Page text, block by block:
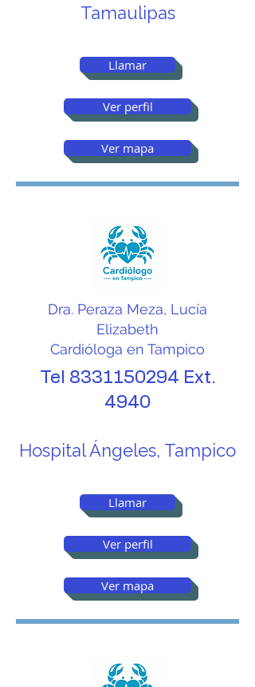
Tamaulipas
Llamar
Ver perfil
Ver mapa
Dra. Peraza Meza, Lucía
Elizabeth
Cardióloga en Tampico
Tel 8331150294 Ext.
4940
Hospital Ángeles, Tampico
Llamar
Ver perfil
Ver mapa